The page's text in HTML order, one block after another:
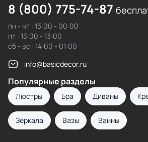
8 (800) 775-74-87
пн - чт : 13:00 - 00:00
пт : 13:00 - 13:00
сб - вс : 14:00 - 01:00
info@basicdecor.ru
Популярные разделы
Люстры Бра Диваны
Зеркала Вазы Ванны